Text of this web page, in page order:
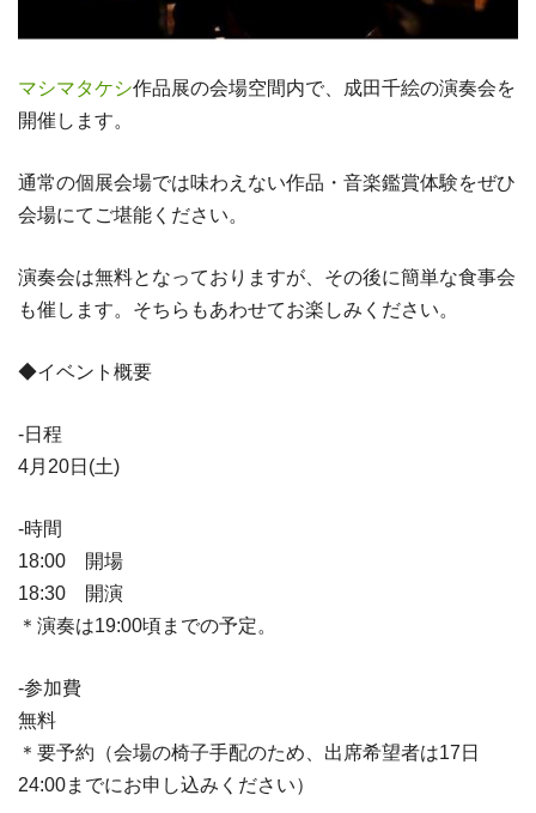
マシマタケシ作品展の会場空間内で、成田千絵の演奏会を
開催します。
通常の個展会場では味わえない作品・音楽鑑賞体験をぜひ
会場にてご堪能ください。
演奏会は無料となっておりますが、その後に簡単な食事会
も催します。そちらもあわせてお楽しみください。
◆イベント概要
-日程
4月20日(土)
-時間
18:00 開場
18:30 開演
＊演奏は19:00頃までの予定。
-参加費
無料
＊要予約（会場の椅子手配のため、出席希望者は17日
24:00までにお申し込みください）